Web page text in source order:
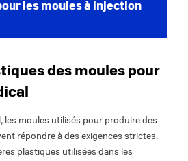
les moules à injection
des moules pour
les moules utilisés pour produire des
répondre à des exigences strictes.
plastiques utilisées dans les